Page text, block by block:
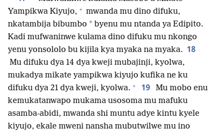
Yampikwa Kiyujo, + mwanda mu dino difuku,
nkatambija bibumbo * byenu mu ntanda ya Edipito.
Kadi mufwaninwe kulama dino difuku mu nkongo
yenu yonsololo bu kijila kya myaka na myaka. 18
Mu difuku dya 14 dya kweji mubajinji, kyolwa,
mukadya mikate yampikwa kiyujo kufika ne ku
difuku dya 21 dya kweji, kyolwa. + 19
Mu mobo enu
kemukatanwapo mukama usosoma mu mafuku
asamba-abidi, mwanda shi muntu adye kintu kyele
kiyujo, ekale mweni nansha mubutwilwe mu ino